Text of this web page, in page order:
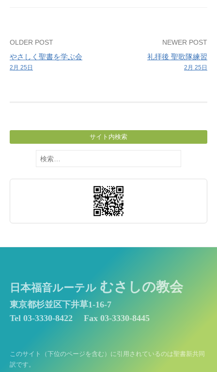
Post
navigation
OLDER POST
やさしく聖書を学ぶ会
2月 25日
NEWER POST
礼拝後 聖歌隊練習
2月 25日
サイト内検索
検
索:
日本福音ルーテル むさしの教会
東京都杉並区下井草1-16-7
Tel 03-3330-8422
Fax 03-3330-8445
このサイト（下位のページを含む）に引用されているのは聖書新共同
訳です。